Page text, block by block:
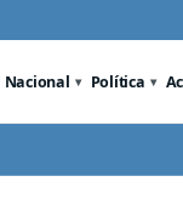
Nacional Política